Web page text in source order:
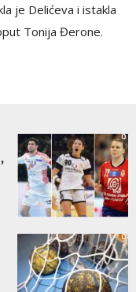
je Delićeva i istakla
Tonija Đerone.
0
0